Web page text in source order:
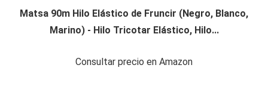
Matsa 90m Hilo Elástico de Fruncir (Negro, Blanco,
Marino) - Hilo Tricotar Elástico, Hilo...
Consultar precio en Amazon